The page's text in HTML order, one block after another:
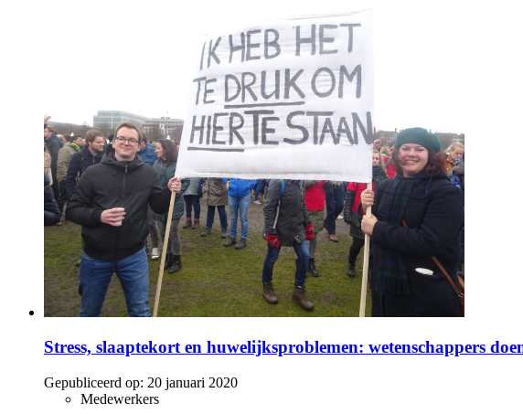
Stress, slaaptekort en huwelijksproblemen: wetenschappers
Gepubliceerd op: 20 januari 2020
Medewerkers